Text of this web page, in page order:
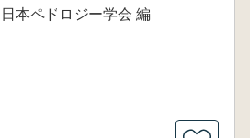
日本ペドロジー学会 編